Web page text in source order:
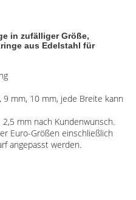
in zufälliger Größe,
aus Edelstahl für
9 mm, 10 mm, jede Breite kann
mm nach Kundenwunsch.
Euro-Größen einschließlich
angepasst werden.